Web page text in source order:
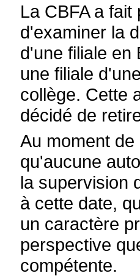
La CBFA a
d'examiner la
d'une filiale en
une filiale
collège. Cette
décidé de
Au moment
qu'aucune
la supervision
à cette date,
un caractère
perspective
compétente.